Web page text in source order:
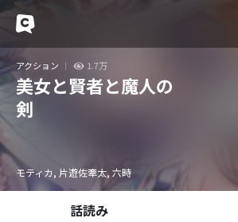
アクション 1.7万
美女と賢者と魔人の
剣
モティカ, 片遊佐牽太, 六時
話読み